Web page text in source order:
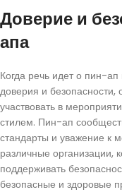
Доверие и
апа
Когда речь идет о пин-ап
доверия и
участвовать в
стилем. Пин-ап
стандарты и уважение к
различные организации,
поддерживать
безопасные и здоровые